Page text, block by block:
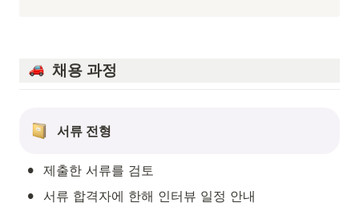
채용 과정
서류 전형
• 제출한 서류를 검토
• 서류 합격자에 한해 인터뷰 일정 안내